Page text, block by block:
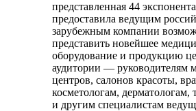
представленная 44
предоставила ведущим
зарубежным компании
представить новейшее
оборудование и продукцию
аудитории — руководителям
центров, салонов красоты,
косметологам, дерматологам,
и другим специалистам